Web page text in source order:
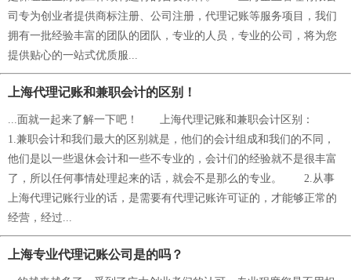
司专为创业者提供商标注册、公司注册，代理记账等服务项目，我们
拥有一批经验丰富的团队的团队，专业的人员，专业的公司，将为您
提供贴心的一站式优质服...
上海代理记账和兼职会计的区别！
...面就一起来了解一下吧！ 上海代理记账和兼职会计区别：
1.兼职会计和我们最大的区别就是，他们的会计组成和我们的不同，
他们是以一些退休会计和一些不专业的，会计们的经验就不是很丰富
了，所以任何事情处理起来的话，就会不是那么的专业。 2.从事
上海代理记账行业的话，是需要有代理记账许可证的，才能够正常的
经营，经过...
上海专业代理记账公司是的吗？